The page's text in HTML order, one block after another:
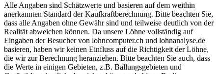
Alle Angaben sind Schätzwerte und basieren auf dem weithin
anerkannten Standard der Kaufkraftberechnung. Bitte beachten Sie,
dass alle Angaben ohne Gewähr sind und teilweise deutlich von der
Realität abweichen können. Da unsere Löhne vollständig auf
Eingaben der Besucher von lohncomputer.ch und lohnanalyse.de
basieren, haben wir keinen Einfluss auf die Richtigkeit der Löhne,
die wir zur Berechnung heranziehen. Bitte beachten Sie auch, dass
die Werte in einigen Gebieten, z.B. Ballungsgebieten und